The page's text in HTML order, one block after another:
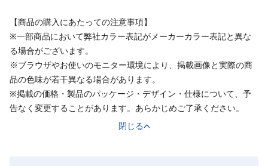
【商品の購入にあたっての注意事項】
※一部商品において弊社カラー表記がメーカーカラー表記と異な
る場合がございます。
※ブラウザやお使いのモニター環境により、掲載画像と実際の商
品の色味が若干異なる場合があります。
※掲載の価格・製品のパッケージ・デザイン・仕様について、予
告なく変更することがあります。あらかじめご了承ください。
閉じる